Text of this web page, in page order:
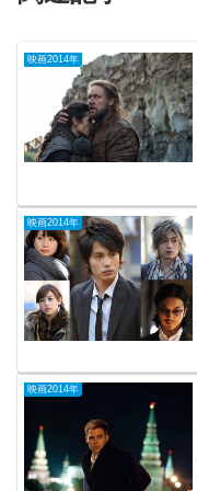
映画2014年
映画2014年
映画2014年